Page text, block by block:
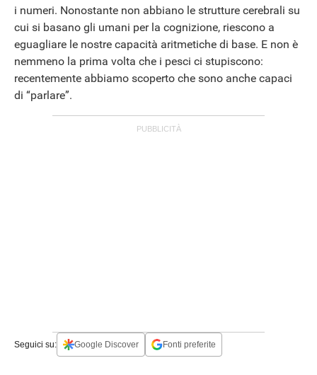
i numeri. Nonostante non abbiano le strutture cerebrali su
cui si basano gli umani per la cognizione, riescono a
eguagliare le nostre capacità aritmetiche di base. E non è
nemmeno la prima volta che i pesci ci stupiscono:
recentemente abbiamo scoperto che sono anche capaci
di “parlare”.
Seguici su: Google Discover Fonti preferite